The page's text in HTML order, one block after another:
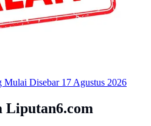
Mulai Disebar 17 Agustus 2026
Liputan6.com